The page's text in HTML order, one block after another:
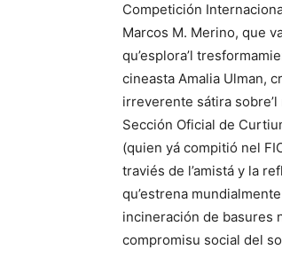
Competición
Marcos M. Merino, que
qu’esplora’l
cineasta Amalia Ulman,
irreverente sátira
Sección Oficial de
(quien yá compitió nel
traviés de l’amistá y la
qu’estrena
incineración de basures
compromisu social del